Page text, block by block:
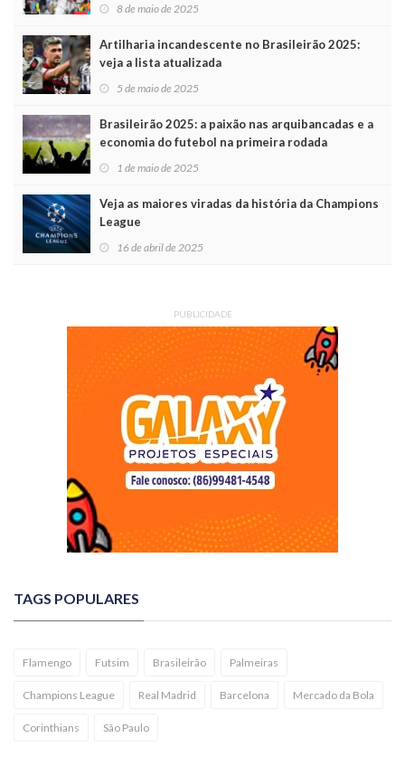
8 de maio de 2025
Artilharia incandescente no Brasileirão 2025:
veja a lista atualizada
5 de maio de 2025
Brasileirão 2025: a paixão nas arquibancadas e a
economia do futebol na primeira rodada
1 de maio de 2025
Veja as maiores viradas da história da Champions
League
16 de abril de 2025
PUBLICIDADE
TAGS POPULARES
Flamengo Futsim Brasileirão Palmeiras
Champions League Real Madrid Barcelona Mercado da Bola
Corinthians São Paulo